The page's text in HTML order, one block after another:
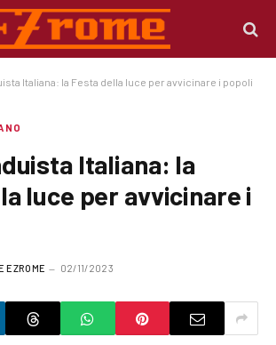
Italiana: la Festa della luce per avvicinare i popoli
Italiana: la
luce per avvicinare i
EZROME 02/11/2023